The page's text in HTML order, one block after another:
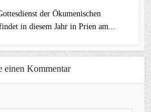
der Ökumenischen
in diesem Jahr in Prien am...
einen Kommentar